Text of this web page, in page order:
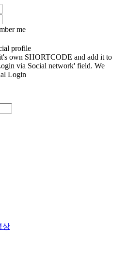
me
profile
own SHORTCODE and add it to
via Social network' field. We
Login
상